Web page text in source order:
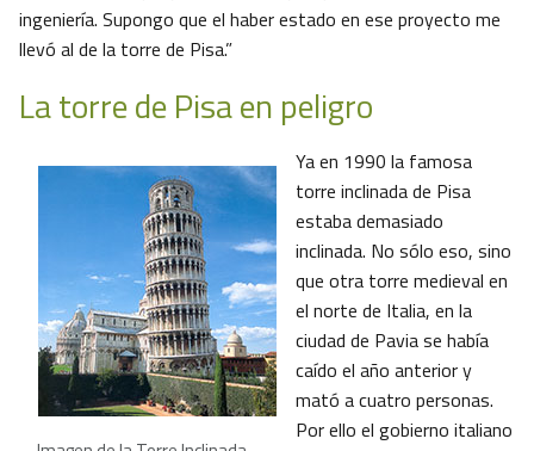
ingeniería. Supongo que el haber estado en ese proyecto me
llevó al de la torre de Pisa.”
La torre de Pisa en peligro
Ya en 1990 la famosa
torre inclinada de Pisa
estaba demasiado
inclinada. No sólo eso, sino
que otra torre medieval en
el norte de Italia, en la
ciudad de Pavia se había
caído el año anterior y
mató a cuatro personas.
Por ello el gobierno italiano